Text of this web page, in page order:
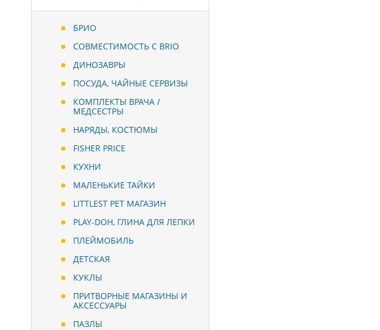
БРИО
СОВМЕСТИМОСТЬ С BRIO
ДИНОЗАВРЫ
ПОСУДА, ЧАЙНЫЕ СЕРВИЗЫ
КОМПЛЕКТЫ ВРАЧА /
МЕДСЕСТРЫ
НАРЯДЫ, КОСТЮМЫ
FISHER PRICE
КУХНИ
МАЛЕНЬКИЕ ТАЙКИ
LITTLEST PET МАГАЗИН
PLAY-DOH, ГЛИНА ДЛЯ ЛЕПКИ
ПЛЕЙМОБИЛЬ
ДЕТСКАЯ
КУКЛЫ
ПРИТВОРНЫЕ МАГАЗИНЫ И
АКСЕССУАРЫ
ПАЗЛЫ